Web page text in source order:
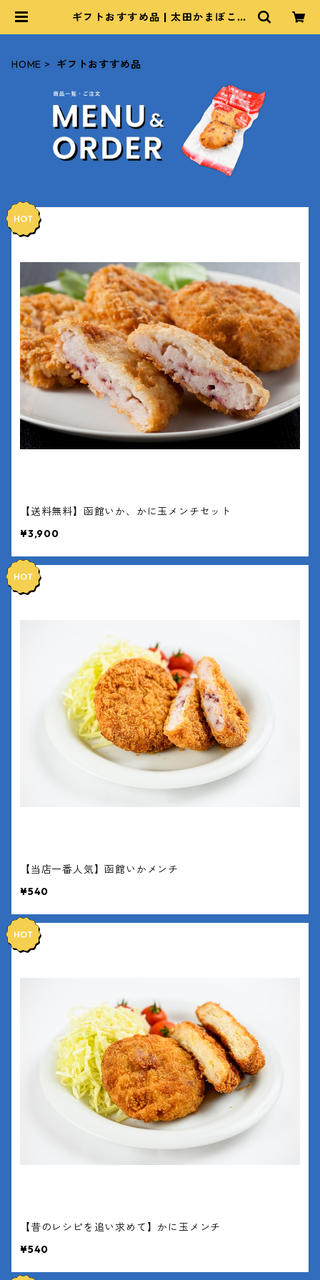
ギフトおすすめ品 | 太田かまぼこ｜
HOME ギフトおすすめ品
【送料無料】函館いか、かに玉メンチセット
¥3,900
【当店一番人気】函館いかメンチ
¥540
【昔のレシピを追い求めて】かに玉メンチ
¥540